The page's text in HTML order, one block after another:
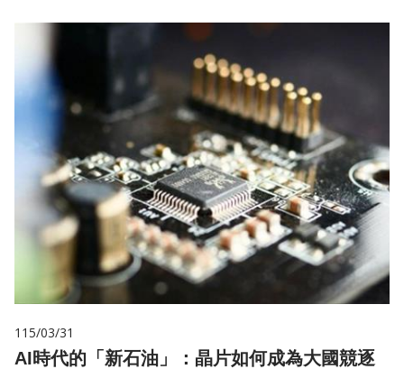
115/03/31
AI時代的「新石油」：晶片如何成為大國競逐